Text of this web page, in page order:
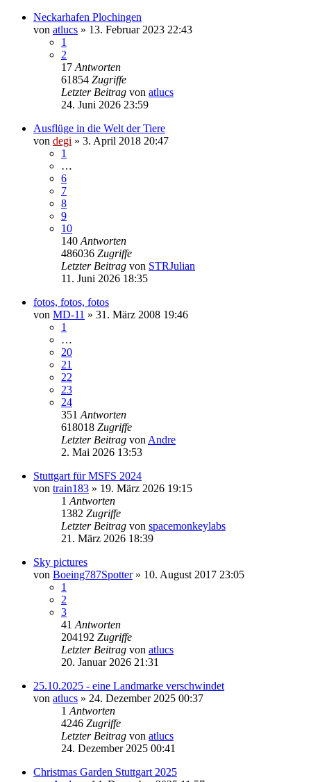
Neckarhafen Plochingen
von atlucs » 13. Februar 2023 22:43
1
2
17 Antworten
61854 Zugriffe
Letzter Beitrag von atlucs
24. Juni 2026 23:59
Ausflüge in die Welt der Tiere
von degi » 3. April 2018 20:47
1
…
6
7
8
9
10
140 Antworten
486036 Zugriffe
Letzter Beitrag von STRJulian
11. Juni 2026 18:35
fotos, fotos, fotos
von MD-11 » 31. März 2008 19:46
1
…
20
21
22
23
24
351 Antworten
618018 Zugriffe
Letzter Beitrag von Andre
2. Mai 2026 13:53
Stuttgart für MSFS 2024
von train183 » 19. März 2026 19:15
1 Antworten
1382 Zugriffe
Letzter Beitrag von spacemonkeylabs
21. März 2026 18:39
Sky pictures
von Boeing787Spotter» 10. August 2017 23:05
1
2
3
41 Antworten
204192 Zugriffe
Letzter Beitrag von atlucs
20. Januar 2026 21:31
25.10.2025 - eine Landmarke verschwindet
von atlucs » 24. Dezember 2025 00:37
1 Antworten
4246 Zugriffe
Letzter Beitrag von atlucs
24. Dezember 2025 00:41
Christmas Garden Stuttgart 2025